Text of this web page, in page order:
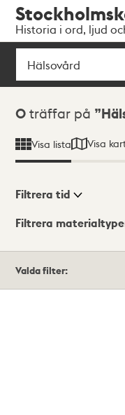
navigationen
huvudinnehållet
Historia i ord, ljud
Sök
Sökresultat
0 träffar på
Visa lista Visa
Visningsläge
Filtrera tid
Filtrera
träffar
Valda filter: